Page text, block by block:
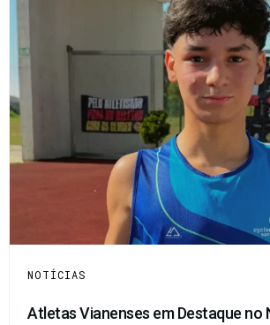
NOTÍCIAS
Atletas Vianenses em Destaque no